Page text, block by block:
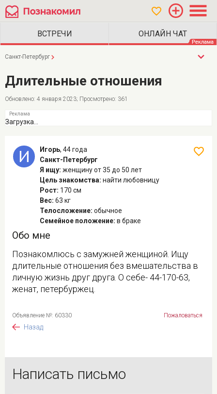
Санкт-Петербург
Длительные отношения
Обновлено: 4 января 2023; Просмотрено: 361
Загрузка...
Игорь, 44 года
Санкт-Петербург
Я ищу: женщинуот 35 до 50 лет
Цель знакомства: найти любовницу
Рост: 170 см
Вес: 63 кг
Телосложение: обычное
Семейное положение: в браке
Обо мне
Познакомлюсь с замужней женщиной. Ищу
длительные отношения без вмешательства в
личную жизнь друг друга. О себе- 44-170-63,
женат, петербуржец.
Объявление №: 60330 Пожаловаться
Назад
Написать письмо